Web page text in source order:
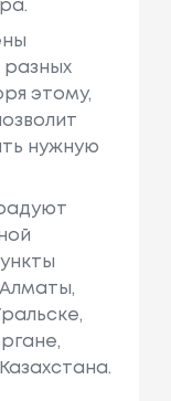
этому,
нужную